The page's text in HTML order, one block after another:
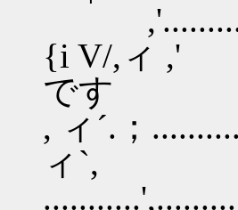
{i V/,ィ ,'
です
, ィ´.；
ィ`, ・細